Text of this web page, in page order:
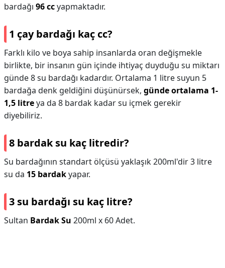
bardağı 96 ccyapmaktadır.
1 çay bardağı kaç cc?
Farklı kilo ve boya sahip insanlarda oran değişmekle
birlikte, bir insanın gün içinde ihtiyaç duyduğu su miktarı
günde 8 su bardağı kadardır. Ortalama 1 litre suyun 5
bardağa denk geldiğini düşünürsek, günde ortalama 1-
1,5 litreya da 8 bardak kadar su içmek gerekir
diyebiliriz.
8 bardak su kaç litredir?
Su bardağının standart ölçüsü yaklaşık 200ml'dir 3 litre
su da 15 bardakyapar.
3 su bardağı su kaç litre?
Sultan Bardak Su 200ml x 60 Adet.